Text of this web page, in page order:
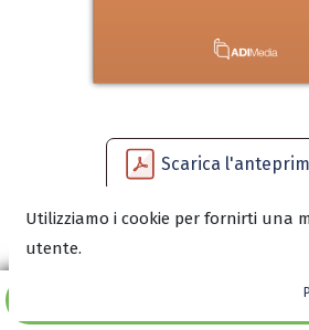
Aggiungi al
Scarica
Utilizziamo i cookie per fornirti una
utente.